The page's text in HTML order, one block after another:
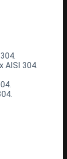
AISI 304.